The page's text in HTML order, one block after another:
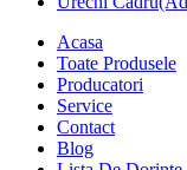
Acasa
Toate Produsele
Producatori
Service
Contact
Blog